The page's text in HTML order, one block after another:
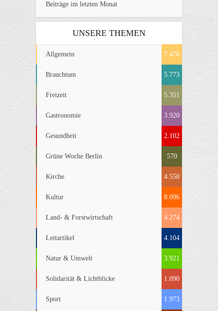
Beiträge im letzten Monat
UNSERE THEMEN
Allgemein 7.476
Brauchtum 5.773
Freizeit 5.351
Gastronomie 3.920
Gesundheit 2.102
Grüne Woche Berlin 570
Kirche 4.550
Kultur 8.096
Land- & Forstwirtschaft 4.274
Leitartikel 4.104
Natur & Umwelt 3.921
Solidarität & Lichtblicke 1.090
Sport 1.973